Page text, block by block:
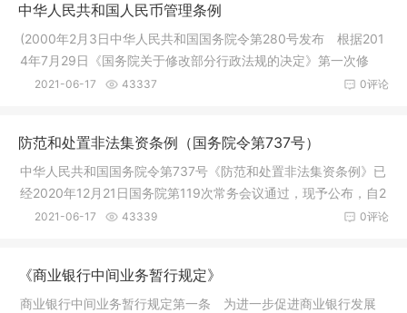
中华人民共和国人民币管理条例
(2000年2月3日中华人民共和国国务院令第280号发布 根据201
4年7月29日《国务院关于修改部分行政法规的决定》第一次修
订 根据201
0评论
2021-06-17 43337
防范和处置非法集资条例（国务院令第737号）
中华人民共和国国务院令第737号《防范和处置非法集资条例》已
经2020年12月21日国务院第119次常务会议通过，现予公布，自2
021年5
0评论
2021-06-17 43339
《商业银行中间业务暂行规定》
商业银行中间业务暂行规定第一条 为进一步促进商业银行发展